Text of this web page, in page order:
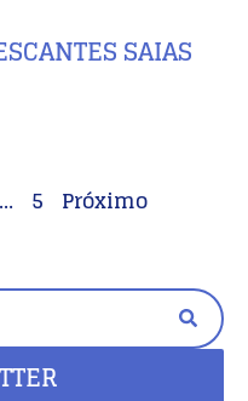
SAIAS
… 5 Próximo